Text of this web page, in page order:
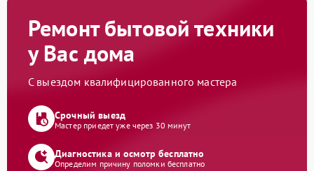
Ремонт бытовой техники
у Вас дома
С выездом квалифицированного мастера
Срочный выезд
Мастер приедет уже через 30 минут
Диагностика и осмотр бесплатно
Определим причину поломки бесплатно